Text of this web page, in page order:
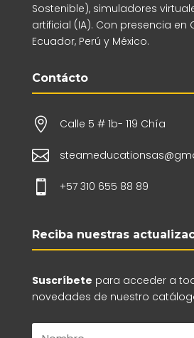
Sostenible), simuladores
artificial (IA). Con presencia en
Ecuador, Perú y México.
Contácto
 Calle 5 # 1b- 119 Chía

 +57 310 655 88 89
Reciba nuestras
Suscríbete para acceder a
novedades de nuestro